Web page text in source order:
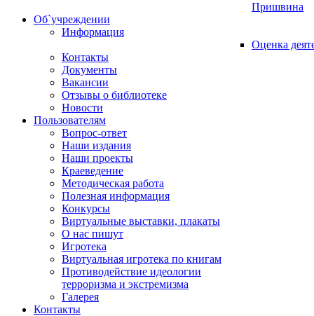
Пришвина
Об`учреждении
Информация
Оценка
Контакты
Документы
Вакансии
Отзывы о библиотеке
Новости
Пользователям
Вопрос-ответ
Наши издания
Наши проекты
Краеведение
Методическая работа
Полезная информация
Конкурсы
Виртуальные выставки, плакаты
О нас пишут
Игротека
Виртуальная игротека по книгам
Противодействие идеологии
терроризма и экстремизма
Галерея
Контакты